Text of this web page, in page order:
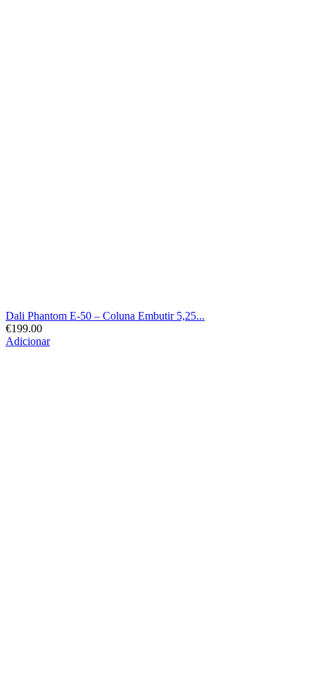
Dali Phantom E-50 – Coluna Embutir 5,25...
€199.00
Adicionar